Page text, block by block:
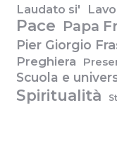
Laudato si'
Pace Papa
Pier Giorgio
Preghiera
Scuola e
Spiritualità